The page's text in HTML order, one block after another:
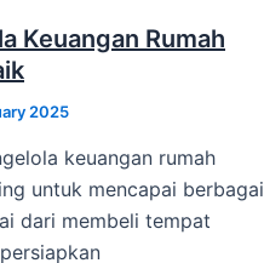
Keuangan Rumah
2025
keuangan rumah
untuk mencapai berbagai
dari membeli tempat